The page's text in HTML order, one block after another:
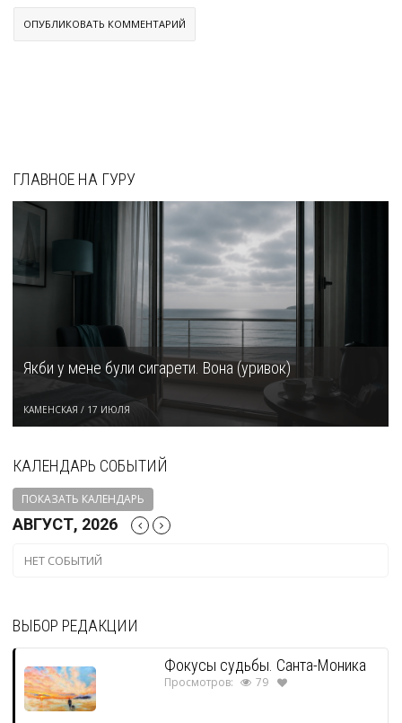
ГЛАВНОЕ НА ГУРУ
Якби у мене були сигарети. Вона (уривок)
КАМЕНСКАЯ / 17 ИЮЛЯ
КАЛЕНДАРЬ СОБЫТИЙ
ПОКАЗАТЬ КАЛЕНДАРЬ
АВГУСТ, 2026
НЕТ СОБЫТИЙ
ВЫБОР РЕДАКЦИИ
Фокусы судьбы. Санта-Моника
Просмотров: 79